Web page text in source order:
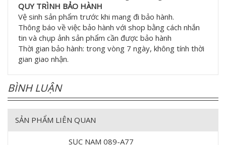
QUY TRÌNH BẢO HÀNH
Vệ sinh sản phẩm trước khi mang đi bảo hành.
Thông báo về việc bảo hành với shop bằng cách nhắn
tin và chụp ảnh sản phẩm cần được bảo hành
Thời gian bảo hành: trong vòng 7 ngày, không tính thời
gian giao nhận.
BÌNH LUẬN
SẢN PHẨM LIÊN QUAN
SỤC NAM 089-A77